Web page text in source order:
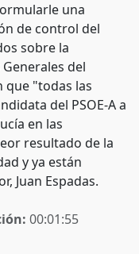
una
de control del
sobre la
del
que "todas las
del PSOE-A a
en las
resultado de la
y ya están
Juan Espadas.
00:01:55